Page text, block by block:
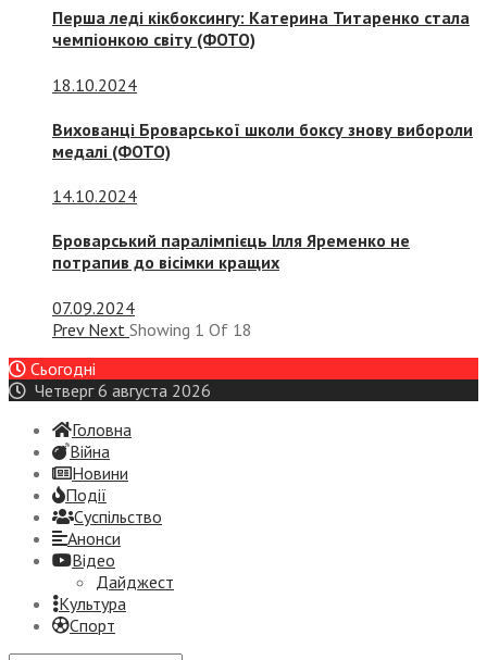
Перша леді кікбоксингу: Катерина Титаренко стала
чемпіонкою світу (ФОТО)
18.10.2024
Вихованці Броварської школи боксу знову вибороли
медалі (ФОТО)
14.10.2024
Броварський паралімпієць Ілля Яременко не
потрапив до вісімки кращих
07.09.2024
Prev Next Showing 1 Of 18
Сьогодні
Четверг 6 августа 2026
Головна
Війна
Новини
Події
Суспiльство
Анонси
Відео
Дайджест
Культура
Спорт